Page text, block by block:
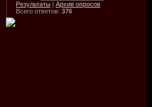
Результаты | Архив опросов
Всего ответов: 376